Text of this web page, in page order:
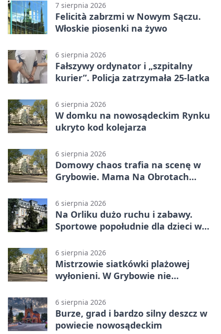
7 sierpnia 2026
Felicità zabrzmi w Nowym Sączu.
Włoskie piosenki na żywo
6 sierpnia 2026
Fałszywy ordynator i „szpitalny
kurier”. Policja zatrzymała 25-latka
6 sierpnia 2026
W domku na nowosądeckim Rynku
ukryto kod kolejarza
6 sierpnia 2026
Domowy chaos trafia na scenę w
Grybowie. Mama Na Obrotach
6 sierpnia 2026
Na Orliku dużo ruchu i zabawy.
Sportowe popołudnie dla dzieci w
6 sierpnia 2026
Mistrzowie siatkówki plażowej
wyłonieni. W Grybowie nie
6 sierpnia 2026
Burze, grad i bardzo silny deszcz w
powiecie nowosądeckim